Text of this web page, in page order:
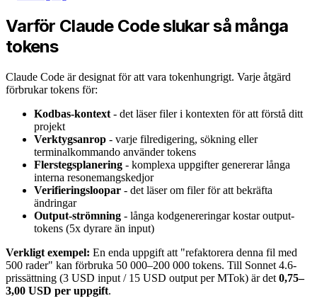
Varför Claude Code slukar så många
tokens
Claude Code är designat för att vara tokenhungrigt. Varje åtgärd
förbrukar tokens för:
Kodbas-kontext - det läser filer i kontexten för att förstå ditt
projekt
Verktygsanrop - varje filredigering, sökning eller
terminalkommando använder tokens
Flerstegsplanering - komplexa uppgifter genererar långa
interna resonemangskedjor
Verifieringsloopar - det läser om filer för att bekräfta
ändringar
Output-strömning - långa kodgenereringar kostar output-
tokens (5x dyrare än input)
Verkligt exempel: En enda uppgift att "refaktorera denna fil med
500 rader" kan förbruka 50 000–200 000 tokens. Till Sonnet 4.6-
prissättning (3 USD input / 15 USD output per MTok) är det 0,75–
3,00 USD per uppgift.